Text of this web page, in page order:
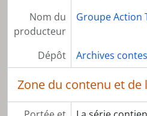
Nom du
producteur
Groupe Action
Dépôt Archives
Zone du contenu et